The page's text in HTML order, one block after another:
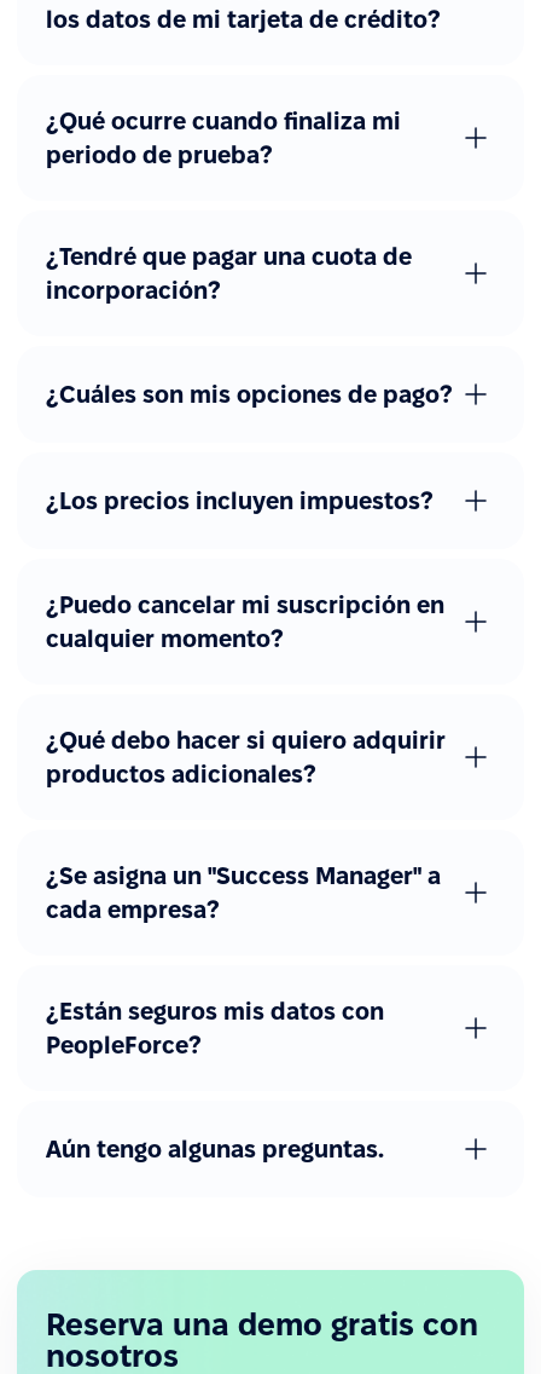
Acceso REST API
SAML, Okta, Azure AD
los datos de mi tarjeta de crédito?
¿Qué ocurre cuando finaliza mi
periodo de prueba?
¿Tendré que pagar una cuota de
incorporación?
¿Cuáles son mis opciones de pago?
¿Los precios incluyen impuestos?
¿Puedo cancelar mi suscripción en
cualquier momento?
¿Qué debo hacer si quiero adquirir
productos adicionales?
¿Se asigna un "Success Manager" a
cada empresa?
¿Están seguros mis datos con
PeopleForce?
Aún tengo algunas preguntas.
Reserva una demo gratis con
nosotros